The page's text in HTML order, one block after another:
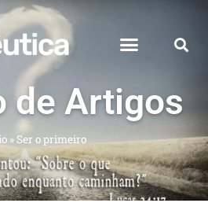
de Artigos
» Ser o primeiro